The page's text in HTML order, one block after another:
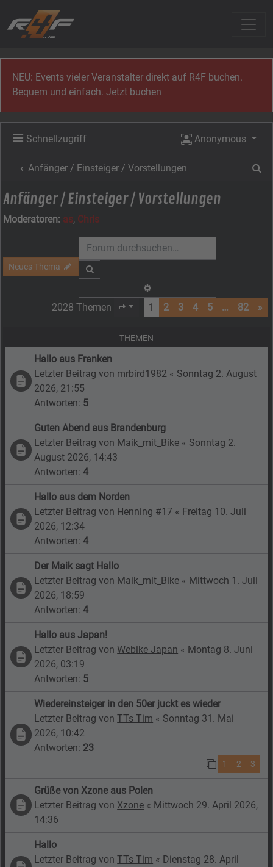
NEU: Events vieler Veranstalter direkt auf R4F buchen.
Bequem und einfach.Jetzt buchen
Schnellzugriff Anonymous
Anfänger / Einsteiger / Vorstellungen
Anfänger / Einsteiger / Vorstellungen
Moderatoren: as, Chris
Neues Thema
2028 Themen Seite von82
1 2 3 4 5 … 82 »
THEMEN
Hallo aus Franken
Letzter Beitrag von mrbird1982 « Sonntag 2. August
2026, 21:55
Antworten: 5
Guten Abend aus Brandenburg
Letzter Beitrag von Maik_mit_Bike « Sonntag 2.
August 2026, 14:43
Antworten:4
Hallo aus dem Norden
Letzter Beitrag von Henning #17 « Freitag 10. Juli
2026, 12:34
Antworten:4
Der Maik sagt Hallo
Letzter Beitrag von Maik_mit_Bike « Mittwoch 1. Juli
2026, 18:59
Antworten:4
Hallo aus Japan!
Letzter Beitrag vonWebike Japan « Montag 8. Juni
2026, 03:19
Antworten: 5
Wiedereinsteiger in den 50er juckt es wieder
Letzter Beitrag vonTTs Tim « Sonntag 31. Mai
2026, 10:42
Antworten: 23
1 2 3
Grüße von Xzone aus Polen
Letzter Beitrag von Xzone « Mittwoch 29. April 2026,
14:36
Hallo
Letzter Beitrag vonTTs Tim « Dienstag 28. April